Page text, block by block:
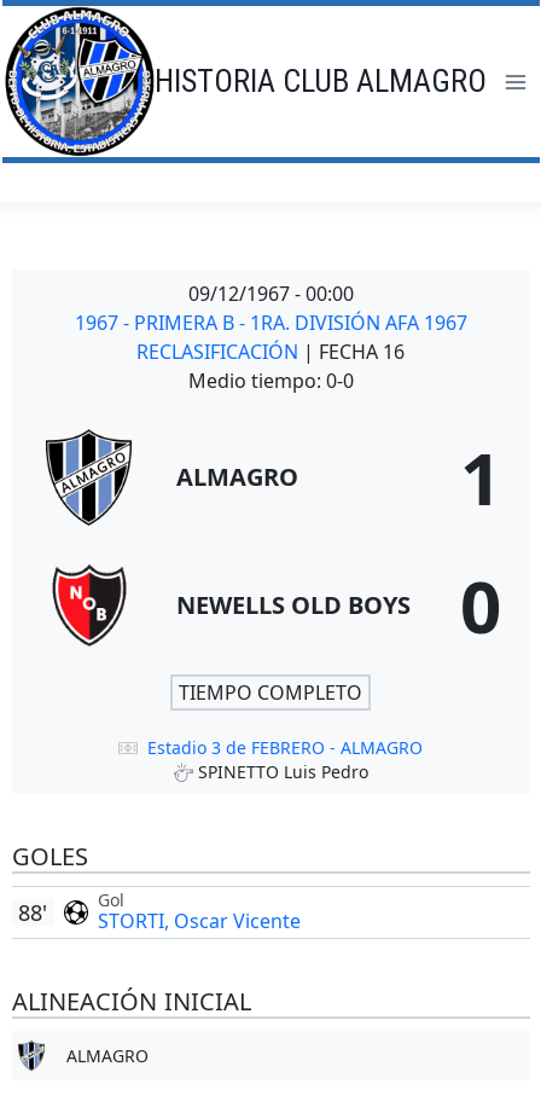
Saltar
al
contenido
HISTORIA CLUB ALMAGRO
09/12/1967 - 00:00
1967 - PRIMERA B - 1RA. DIVISIÓN AFA 1967
RECLASIFICACIÓN | FECHA 16
Medio tiempo: 0-0
ALMAGRO 1
NEWELLS OLD BOYS 0
TIEMPO COMPLETO
Estadio 3 de FEBRERO - ALMAGRO
SPINETTO Luis Pedro
GOLES
Gol
STORTI, Oscar Vicente
88'
ALINEACIÓN INICIAL
ALMAGRO